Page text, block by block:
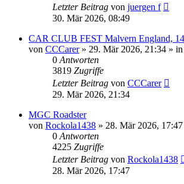
Letzter Beitrag von juergen f
30. Mär 2026, 08:49
CAR CLUB FEST Malvern England,
von CCCarer» 29. Mär 2026, 21:34 » in
0 Antworten
3819 Zugriffe
Letzter Beitrag von CCCarer
29. Mär 2026, 21:34
MGC Roadster
von Rockola1438 » 28. Mär 2026, 17:47
0 Antworten
4225 Zugriffe
Letzter Beitrag von Rockola1438
28. Mär 2026, 17:47